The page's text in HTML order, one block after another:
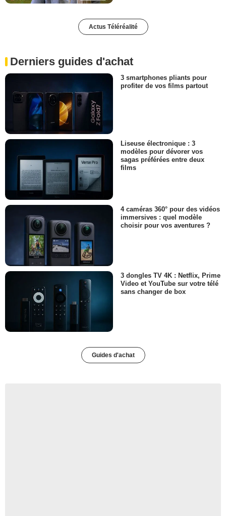
Actus Téléréalité
Derniers guides d'achat
3 smartphones pliants pour
profiter de vos films partout
Liseuse électronique : 3
modèles pour dévorer vos
sagas préférées entre deux
films
4 caméras 360° pour des vidéos
immersives : quel modèle
choisir pour vos aventures ?
3 dongles TV 4K : Netflix, Prime
Video et YouTube sur votre télé
sans changer de box
Guides d'achat